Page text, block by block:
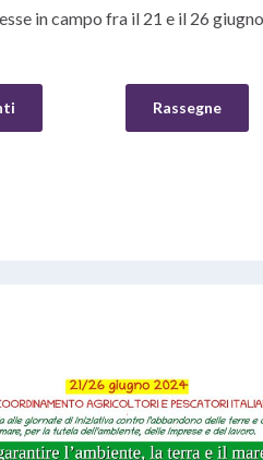
in campo fra il 21 e il 26
Rassegne